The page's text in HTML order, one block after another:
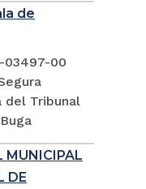
de
03497-00
del Tribunal
MUNICIPAL
DE